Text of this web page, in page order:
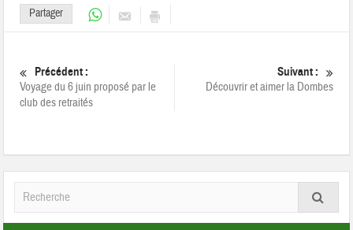
Partager
Précédent :
Voyage du 6 juin proposé par le
club des retraités
Suivant :
Découvrir et aimer la Dombes